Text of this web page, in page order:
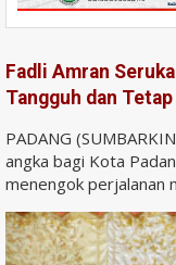
Fadli Amran
Tangguh dan
PADANG
angka bagi Kota
menengok perjalanan